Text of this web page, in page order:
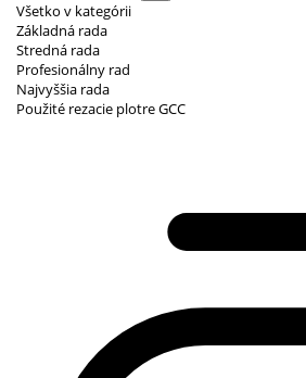
Všetko v kategórii
Základná rada
Stredná rada
Profesionálny rad
Najvyššia rada
Použité rezacie plotre GCC